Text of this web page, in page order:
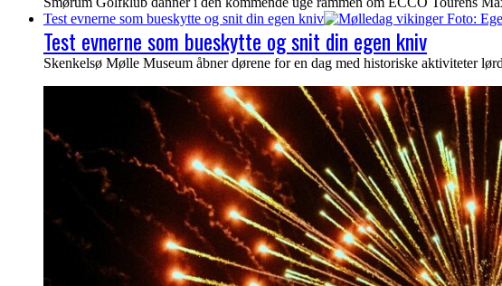
Test evnerne som bueskytte og snit din egen kniv
Test evnerne som bueskytte og snit din egen kniv
Skenkelsø Mølle Museum åbner dørene for en dag med historiske aktiviteter